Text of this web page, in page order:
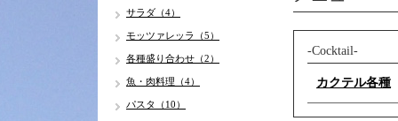
-Cocktail-
カクテル各種
サラダ（4）
モッツァレッラ（5）
各種盛り合わせ（2）
魚・肉料理（4）
パスタ（10）